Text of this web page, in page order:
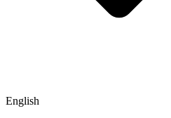
English